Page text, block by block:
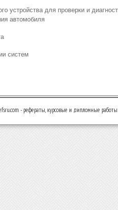
устройства для проверки и
автомобиля
систем
- рефераты, курсовые и дипломные работы